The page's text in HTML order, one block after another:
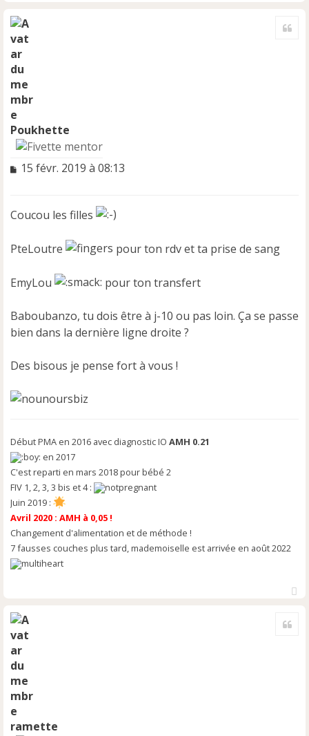
Poukhette
M
a
e
n
u
15 févr. 2019 à 08:13
Coucou les filles
PteLoutre pour ton rdv et ta prise de sang
EmyLou pour ton transfert
Baboubanzo, tu dois être à j-10 ou pas loin. Ça se passe
bien dans la dernière ligne droite ?
Des bisous je pense fort à vous !
Début PMA en 2016 avec diagnostic IO AMH 0.21
en 2017
C'est reparti en mars 2018 pour bébé 2
FIV 1, 2, 3, 3 bis et 4 :
Juin 2019 :
Avril 2020 : AMH à 0,05 !
Changement d'alimentation et de méthode !
7 fausses couches plus tard, mademoiselle est arrivée en août 2022
ramette